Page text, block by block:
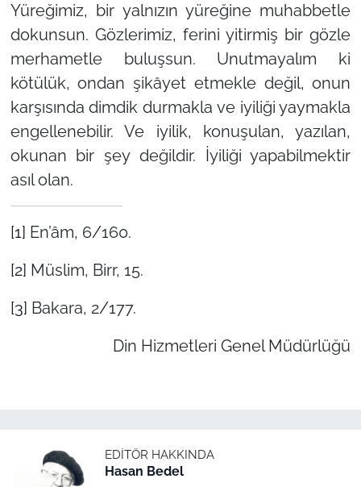
Yüreğimiz, bir yalnızın yüreğine muhabbetle
dokunsun. Gözlerimiz, ferini yitirmiş bir gözle
merhametle buluşsun. Unutmayalım ki
kötülük, ondan şikâyet etmekle değil, onun
karşısında dimdik durmakla ve iyiliği yaymakla
engellenebilir. Ve iyilik, konuşulan, yazılan,
okunan bir şey değildir. İyiliği yapabilmektir
asıl olan.
[1] En’âm, 6/160.
[2] Müslim, Birr, 15.
[3] Bakara, 2/177.
Din Hizmetleri Genel Müdürlüğü
EDITÖR HAKKINDA
Hasan Bedel